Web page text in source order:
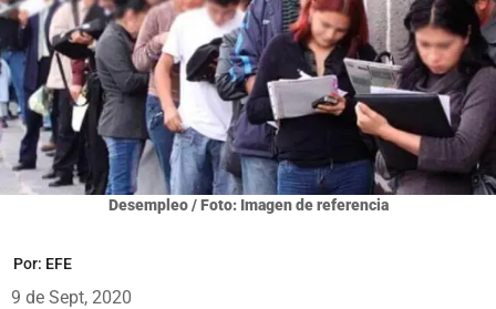
Desempleo / Foto: Imagen de referencia
Por: EFE
9 de Sept, 2020